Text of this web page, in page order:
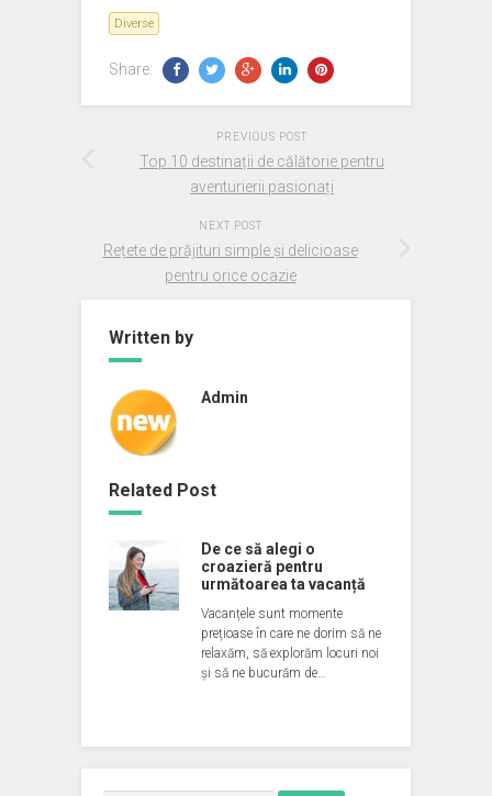
Diverse
Share:
PREVIOUS POST
Top 10 destinații de călătorie pentru
aventurierii pasionați
NEXT POST
Rețete de prăjituri simple și delicioase
pentru orice ocazie
Written by
Admin
Related Post
De ce să alegi o
croazieră pentru
următoarea ta vacanță
Vacanțele sunt momente
prețioase în care ne dorim să ne
relaxăm, să explorăm locuri noi
și să ne bucurăm de…